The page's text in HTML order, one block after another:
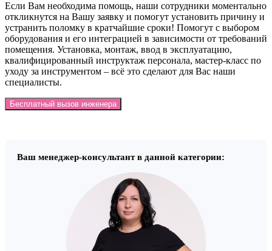
Если Вам необходима помощь, наши сотрудники моментально
откликнутся на Вашу заявку и помогут установить причину и
устранить поломку в кратчайшие сроки! Помогут с выбором
оборудования и его интеграцией в зависимости от требований
помещения. Установка, монтаж, ввод в эксплуатацию,
квалифицированный инструктаж персонала, мастер-класс по
уходу за инструментом – всё это сделают для Вас наши
специалисты.
Бесплатный вызов инженера
Ваш менеджер-консультант в данной категории: